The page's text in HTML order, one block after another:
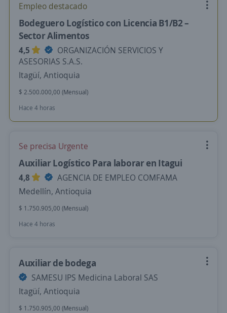
Empleo destacado
Bodeguero Logístico con Licencia B1/B2 –
Sector Alimentos
4,5
ORGANIZACIÓN SERVICIOS Y
ASESORIAS S.A.S.
Itagüí, Antioquia
$ 2.500.000,00 (Mensual)
Hace 4 horas
Se precisa Urgente
Auxiliar Logístico Para laborar en Itagui
4,8
AGENCIA DE EMPLEO COMFAMA
Medellín, Antioquia
$ 1.750.905,00 (Mensual)
Hace 4 horas
Auxiliar de bodega
SAMESU IPS Medicina Laboral SAS
Itagüí, Antioquia
$ 1.750.905,00 (Mensual)